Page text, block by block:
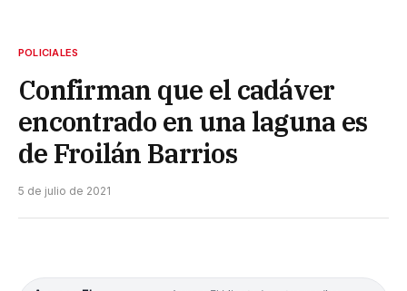
POLICIALES
Confirman que el cadáver
encontrado en una laguna es
de Froilán Barrios
5 de julio de 2021